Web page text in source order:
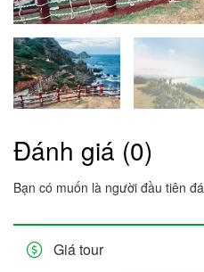
Đánh giá (0)
Bạn có muốn là người đầu tiên
Giá tour